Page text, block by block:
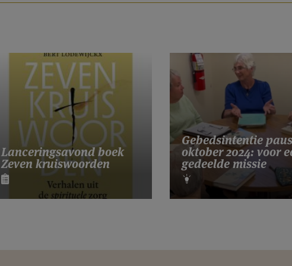
Lanceringsavond boek
Zeven kruiswoorden
Gebedsintentie paus
oktober 2024: voor
gedeelde missie